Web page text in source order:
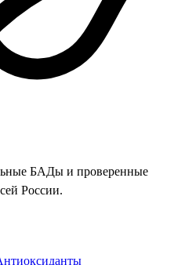
БАДы и проверенные
России.